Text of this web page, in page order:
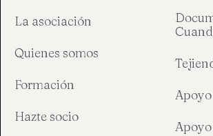
La asociación
Quienes somos
Formación
Hazte socio